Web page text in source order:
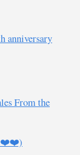
anniversary
From the